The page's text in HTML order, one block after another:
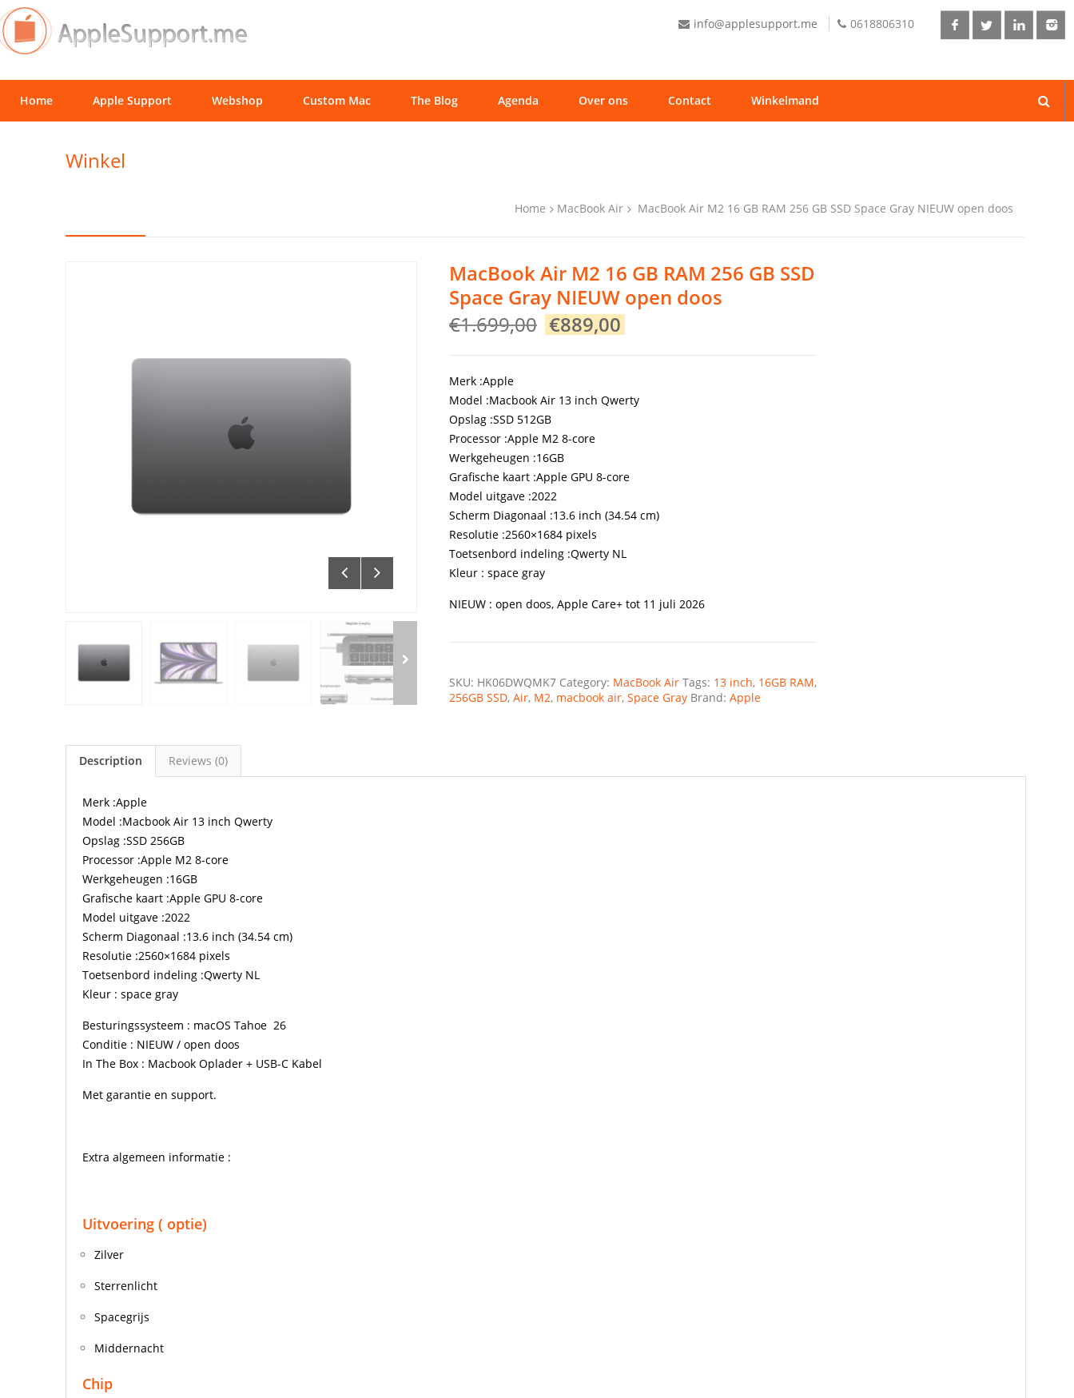
info@applesupport.me 0618806310
Home Apple Support Webshop Custom Mac The Blog Agenda Over ons Contact Winkelmand
Winkel
Home MacBook Air MacBook Air M2 16 GB RAM 256 GB SSD Space Gray NIEUW open doos
MacBook Air M2 16 GB RAM 256 GB SSD
Space Gray NIEUW open doos
€1.699,00 Original
price
€889,00Current
price
Merk :Apple
Model :Macbook Air 13 inch Qwerty
Opslag :SSD 512GB
Processor :Apple M2 8-core
Werkgeheugen :16GB
Grafische kaart :Apple GPU 8-core
Model uitgave :2022
Scherm Diagonaal :13.6 inch (34.54 cm)
Resolutie :2560×1684 pixels
Toetsenbord indeling :Qwerty NL
Kleur : space gray
NIEUW : open doos, Apple Care+ tot 11 juli 2026
SKU: HK06DWQMK7 Category: MacBook Air Tags: 13 inch, 16GB RAM,
256GB SSD, Air, M2, macbook air, Space Gray Brand: Apple
Description Reviews (0)
Merk :Apple
Model :Macbook Air 13 inch Qwerty
Opslag :SSD 256GB
Processor :Apple M2 8-core
Werkgeheugen :16GB
Grafische kaart :Apple GPU 8-core
Model uitgave :2022
Scherm Diagonaal :13.6 inch (34.54 cm)
Resolutie :2560×1684 pixels
Toetsenbord indeling :Qwerty NL
Kleur : space gray
Besturingssysteem : macOS Tahoe 26
Conditie : NIEUW / open doos
In The Box : Macbook Oplader + USB-C Kabel
Met garantie en support.
Extra algemeen informatie :
Uitvoering ( optie)
Zilver
Sterrenlicht
Spacegrijs
Middernacht
Chip